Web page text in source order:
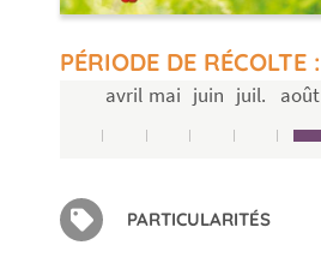
PÉRIODE DE RÉCOLTE :
avril mai juin juil. août
PARTICULARITÉS